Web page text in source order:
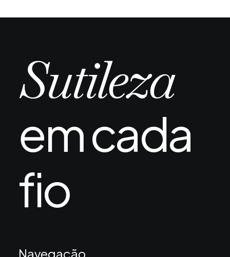
Piscina e mar após transplante capilar:
depois de um transplante capilar…
Sutileza
em cada
fio
Navegação